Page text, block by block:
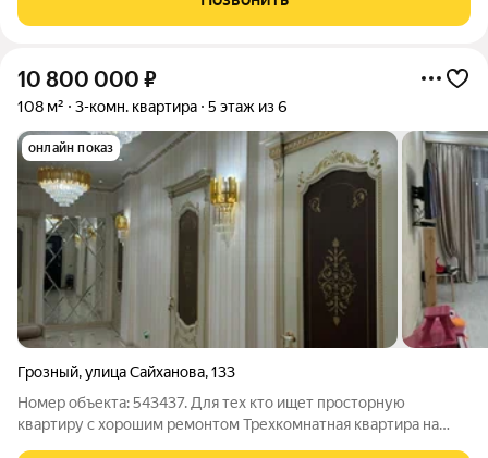
свежий, современный ремонт,
10 800 000 ₽
108 м² 3-комн. квартира 5 этаж из 6
онлайн показ
Грозный,улица Сайханова,133
Номер объекта: 543437. Для тех кто ищет просторную
квартиру с хорошим ремонтом Трехкомнатная квартира на